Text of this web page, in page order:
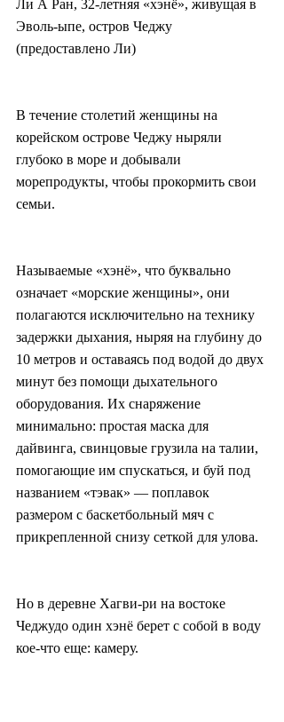
Ли А Ран, 32-летняя «хэнё», живущая в
Эволь-ыпе, остров Чеджу
(предоставлено Ли)
В течение столетий женщины на
корейском острове Чеджу ныряли
глубоко в море и добывали
морепродукты, чтобы прокормить свои
семьи.
Называемые «хэнё», что буквально
означает «морские женщины», они
полагаются исключительно на технику
задержки дыхания, ныряя на глубину до
10 метров и оставаясь под водой до двух
минут без помощи дыхательного
оборудования. Их снаряжение
минимально: простая маска для
дайвинга, свинцовые грузила на талии,
помогающие им спускаться, и буй под
названием «тэвак» — поплавок
размером с баскетбольный мяч с
прикрепленной снизу сеткой для улова.
Но в деревне Хагви-ри на востоке
Чеджудо один хэнё берет с собой в воду
кое-что еще: камеру.